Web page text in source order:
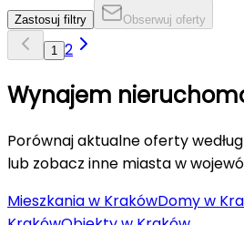
Zastosuj filtry Obserwuj oferty
1 2
Wynajem
Porównaj aktualne oferty
lub zobacz inne miasta w
Mieszkaniaw KrakówDomyw